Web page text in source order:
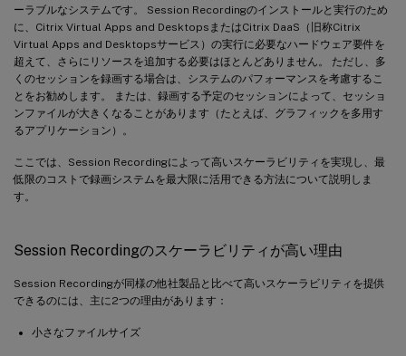
ーラブルなシステムです。 Session Recordingのインストールと実行のため
に、Citrix Virtual Apps and DesktopsまたはCitrix DaaS（旧称Citrix
Virtual Apps and Desktopsサービス）の実行に必要なハードウェア要件を
超えて、さらにリソースを追加する必要はほとんどありません。 ただし、多
くのセッションを録画する場合は、システムのパフォーマンスを考慮するこ
とをお勧めします。 または、録画する予定のセッションによって、セッショ
ンファイルが大きくなることがあります（たとえば、グラフィックを多用す
るアプリケーション）。
ここでは、Session Recordingによって高いスケーラビリティを実現し、最
低限のコストで録画システムを最大限に活用できる方法について説明しま
す。
Session Recordingのスケーラビリティが高い理由
Session Recordingが同様の他社製品と比べて高いスケーラビリティを提供
できるのには、主に2つの理由があります：
小さなファイルサイズ